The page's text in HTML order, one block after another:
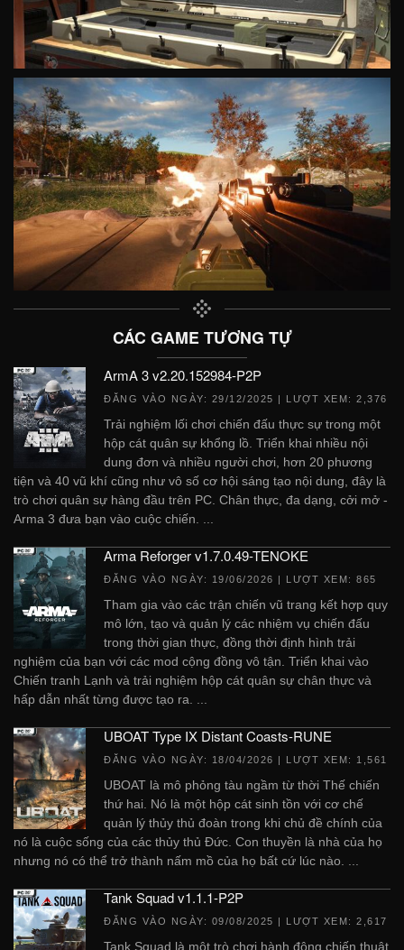
CÁC GAME TƯƠNG TỰ
ArmA 3 v2.20.152984-P2P
ĐĂNG VÀO NGÀY: 29/12/2025 | LƯỢT XEM: 2,376
Trải nghiệm lối chơi chiến đấu thực sự trong một
hộp cát quân sự khổng lồ. Triển khai nhiều nội
dung đơn và nhiều người chơi, hơn 20 phương
tiện và 40 vũ khí cũng như vô số cơ hội sáng tạo nội dung, đây là
trò chơi quân sự hàng đầu trên PC. Chân thực, đa dạng, cởi mở -
Arma 3 đưa bạn vào cuộc chiến. ...
Arma Reforger v1.7.0.49-TENOKE
ĐĂNG VÀO NGÀY: 19/06/2026 | LƯỢT XEM: 865
Tham gia vào các trận chiến vũ trang kết hợp quy
mô lớn, tạo và quản lý các nhiệm vụ chiến đấu
trong thời gian thực, đồng thời định hình trải
nghiệm của bạn với các mod cộng đồng vô tận. Triển khai vào
Chiến tranh Lạnh và trải nghiệm hộp cát quân sự chân thực và
hấp dẫn nhất từng được tạo ra. ...
UBOAT Type IX Distant Coasts-RUNE
ĐĂNG VÀO NGÀY: 18/04/2026 | LƯỢT XEM: 1,561
UBOAT là mô phỏng tàu ngầm từ thời Thế chiến
thứ hai. Nó là một hộp cát sinh tồn với cơ chế
quản lý thủy thủ đoàn trong khi chủ đề chính của
nó là cuộc sống của các thủy thủ Đức. Con thuyền là nhà của họ
nhưng nó có thể trở thành nấm mồ của họ bất cứ lúc nào. ...
Tank Squad v1.1.1-P2P
ĐĂNG VÀO NGÀY: 09/08/2025 | LƯỢT XEM: 2,617
Tank Squad là một trò chơi hành động chiến thuật